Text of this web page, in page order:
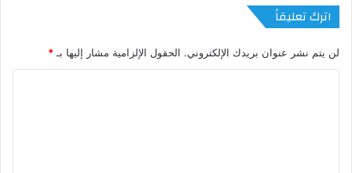
اترك تعليقاً
لن يتم نشر عنوان بريدك الإلكتروني. الحقول الإلزامية مشار إليها بـ *